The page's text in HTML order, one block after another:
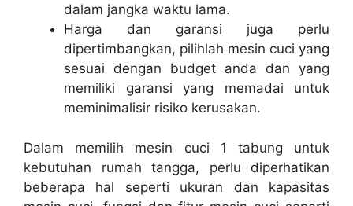
dalam jangka waktu lama.
Harga dan garansi juga perlu
dipertimbangkan, pilihlah mesin cuci yang
sesuai dengan budget anda dan yang
memiliki garansi yang memadai untuk
meminimalisir risiko kerusakan.
Dalam memilih mesin cuci 1 tabung untuk
kebutuhan rumah tangga, perlu diperhatikan
beberapa hal seperti ukuran dan kapasitas